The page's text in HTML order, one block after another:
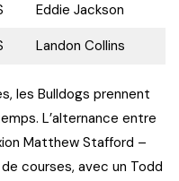
Eddie Jackson
Landon Collins
les Bulldogs prennent
L’alternance entre
Matthew Stafford –
courses, avec un Todd